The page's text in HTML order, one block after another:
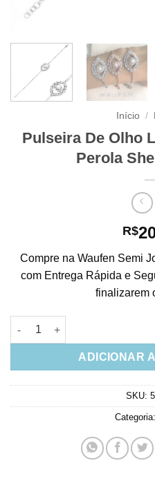
Início /
Pulseira De Olho
Perola
R$
Compre na Waufen Semi
com Entrega Rápida e
finalizarem
Pulseira De Olho Luxuosa
ADICIONAR
SKU:
Categoria: